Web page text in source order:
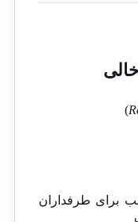
)
برای طرفداران